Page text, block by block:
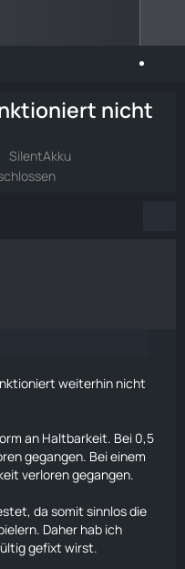
nicht
SilentAkku
weiterhin nicht
an Haltbarkeit. Bei 0,5
gegangen. Bei einem
verloren gegangen.
da somit sinnlos die
Daher hab ich
gefixt wirst.